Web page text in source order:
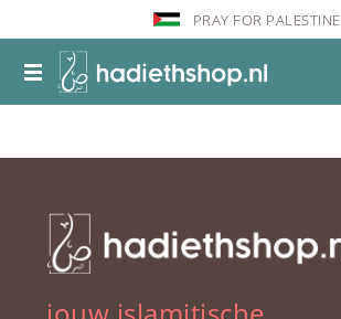
PRAY FOR PALESTINE